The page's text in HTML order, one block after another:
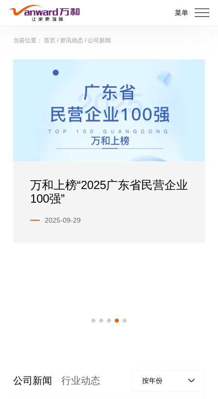
菜单
当前位置： 首页/ 资讯动态 / 公司新闻
万和上榜“2025广东省民营企业
100强”
2025-09-29
公司新闻 行业动态 按年份